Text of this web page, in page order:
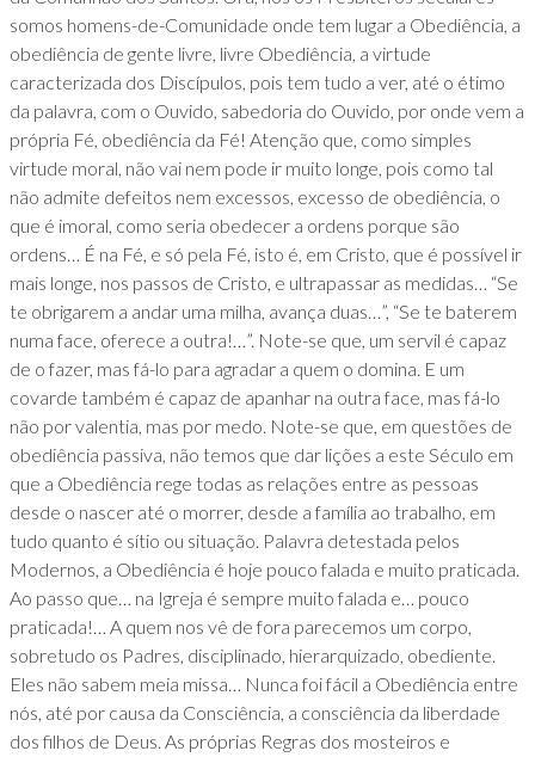
somos homens-de-Comunidade onde tem lugar a Obediência, a
obediência de gente livre, livre Obediência, a virtude
caracterizada dos Discípulos, pois tem tudo a ver, até o étimo
da palavra, com o Ouvido, sabedoria do Ouvido, por onde vem a
própria Fé, obediência da Fé! Atenção que, como simples
virtude moral, não vai nem pode ir muito longe, pois como tal
não admite defeitos nem excessos, excesso de obediência, o
que é imoral, como seria obedecer a ordens porque são
ordens… É na Fé, e só pela Fé, isto é, em Cristo, que é possível ir
mais longe, nos passos de Cristo, e ultrapassar as medidas… “Se
te obrigarem a andar uma milha, avança duas…”, “Se te baterem
numa face, oferece a outra!…”. Note-se que, um servil é capaz
de o fazer, mas fá-lo para agradar a quem o domina. E um
covarde também é capaz de apanhar na outra face, mas fá-lo
não por valentia, mas por medo. Note-se que, em questões de
obediência passiva, não temos que dar lições a este Século em
que a Obediência rege todas as relações entre as pessoas
desde o nascer até o morrer, desde a família ao trabalho, em
tudo quanto é sítio ou situação. Palavra detestada pelos
Modernos, a Obediência é hoje pouco falada e muito praticada.
Ao passo que… na Igreja é sempre muito falada e… pouco
praticada!… A quem nos vê de fora parecemos um corpo,
sobretudo os Padres, disciplinado, hierarquizado, obediente.
Eles não sabem meia missa… Nunca foi fácil a Obediência entre
nós, até por causa da Consciência, a consciência da liberdade
dos filhos de Deus. As próprias Regras dos mosteiros e